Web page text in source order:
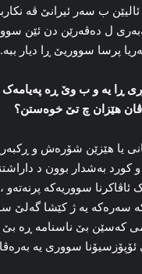
ئالیێن ب سه‌ر ئیرانێ ڤه‌
ل ده‌ڤه‌رێن دن ئێن
پرسا سووریێ ڕا دیار ببه‌.
یه‌ و ب وێ ڕه‌ په‌یامه‌ک
هێزان چ تێ خوه‌ستن؟
یا هێزێن شۆره‌ش و
یا کارتێکه‌ر د کۆنگرێ ڕیاض۲ دا هه‌بوو، و کورد
سووریه‌که‌ پرنه‌ته‌و
سه‌ره‌که‌ یه‌ ژ کێشا
که‌سێن بێ ناسنامه‌ ڕه‌
سووری یه‌